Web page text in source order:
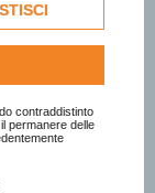
utilizzati
Per ulteriori
raccolti,
contraddistinto
permanere delle